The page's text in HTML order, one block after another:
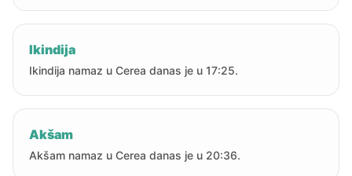
Ikindija
Ikindija namaz u Cerea danas je u 17:25.
Akšam
Akšam namaz u Cerea danas je u 20:36.